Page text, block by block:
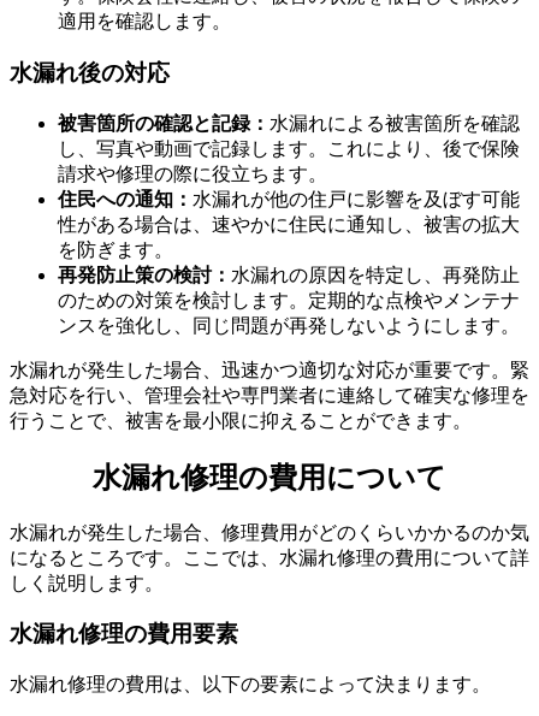
緊急対応：応急処置の方法
適用を確認します。
水漏れ後の対応
被害箇所の確認と記録： 水漏れによる被害箇所を確認
し、写真や動画で記録します。これにより、後で保険
請求や修理の際に役立ちます。
住民への通知： 水漏れが他の住戸に影響を及ぼす可能
性がある場合は、速やかに住民に通知し、被害の拡大
を防ぎます。
再発防止策の検討： 水漏れの原因を特定し、再発防止
のための対策を検討します。定期的な点検やメンテナ
ンスを強化し、同じ問題が再発しないようにします。
水漏れが発生した場合、迅速かつ適切な対応が重要です。緊
急対応を行い、管理会社や専門業者に連絡して確実な修理を
行うことで、被害を最小限に抑えることができます。
水漏れ修理の費用について
水漏れが発生した場合、修理費用がどのくらいかかるのか気
になるところです。ここでは、水漏れ修理の費用について詳
しく説明します。
水漏れ修理の費用要素
水漏れ修理の費用は、以下の要素によって決まります。